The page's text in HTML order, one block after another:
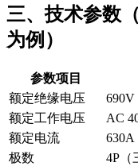
三、技术参数
为例）
参数项目
额定绝缘电压
690V
额定工作电压
AC
额定电流
630A
极数
4P（